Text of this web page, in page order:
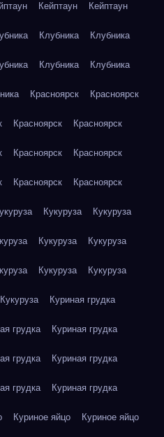
Кейптаун Кейптаун
Клубника Клубника
Клубника Клубника
Красноярск Красноярск
Красноярск Красноярск
Красноярск Красноярск
Красноярск Красноярск
Кукуруза Кукуруза
Кукуруза Кукуруза
Кукуруза Кукуруза
Кукуруза Куриная грудка
грудка Куриная грудка
грудка Куриная грудка
грудка Куриная грудка
Куриное яйцо Куриное яйцо